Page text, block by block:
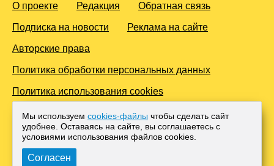
О проекте Редакция Обратная связь
Подписка на новости Реклама на сайте
Авторские права
Политика обработки персональных данных
Политика использования cookies
© 2016-2026 Все права защищены. Для лиц старше 18 лет.
Любое копирование материалов и тиражирование в сети
Интернет, либо печатных изданиях без согласования с
Администрацией проекта, преследуется законом.
Мы используем cookies-файлы чтобы сделать сайт
удобнее. Оставаясь на сайте, вы соглашаетесь с
условиями использования файлов cооkies.
Согласен